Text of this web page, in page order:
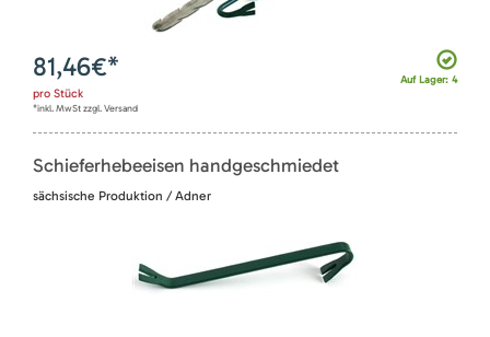
Auf Lager: 4
81,46€*
pro Stück
*inkl. MwSt zzgl. Versand
Schieferhebeeisen handgeschmiedet
sächsische Produktion / Adner